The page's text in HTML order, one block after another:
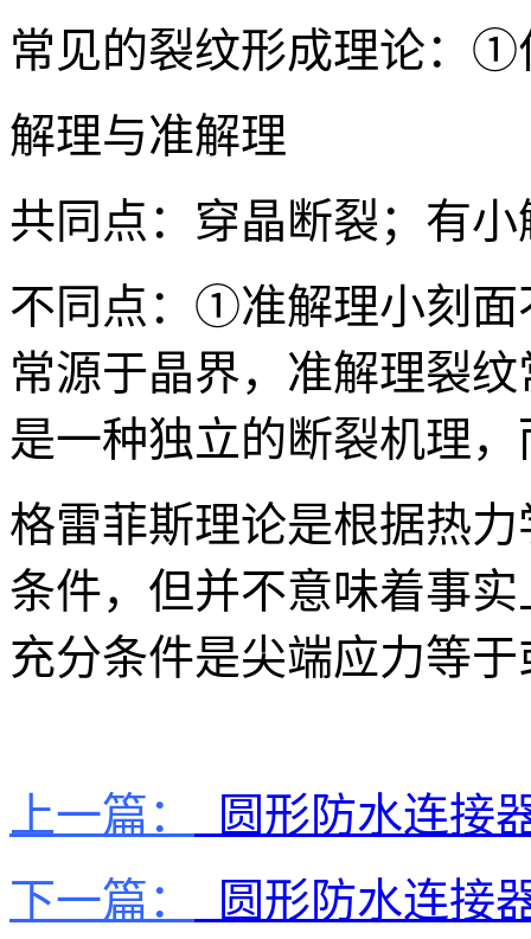
常见的裂纹形成理论：
解理与准解理
共同点：穿晶断裂；有
不同点：①准解理小刻
常源于晶界，准解理裂
是一种独立的断裂机理
格雷菲斯理论是根据热
条件，但并不意味着事
充分条件是尖端应力等
上一篇：
圆形防水连接
下一篇：
圆形防水连接